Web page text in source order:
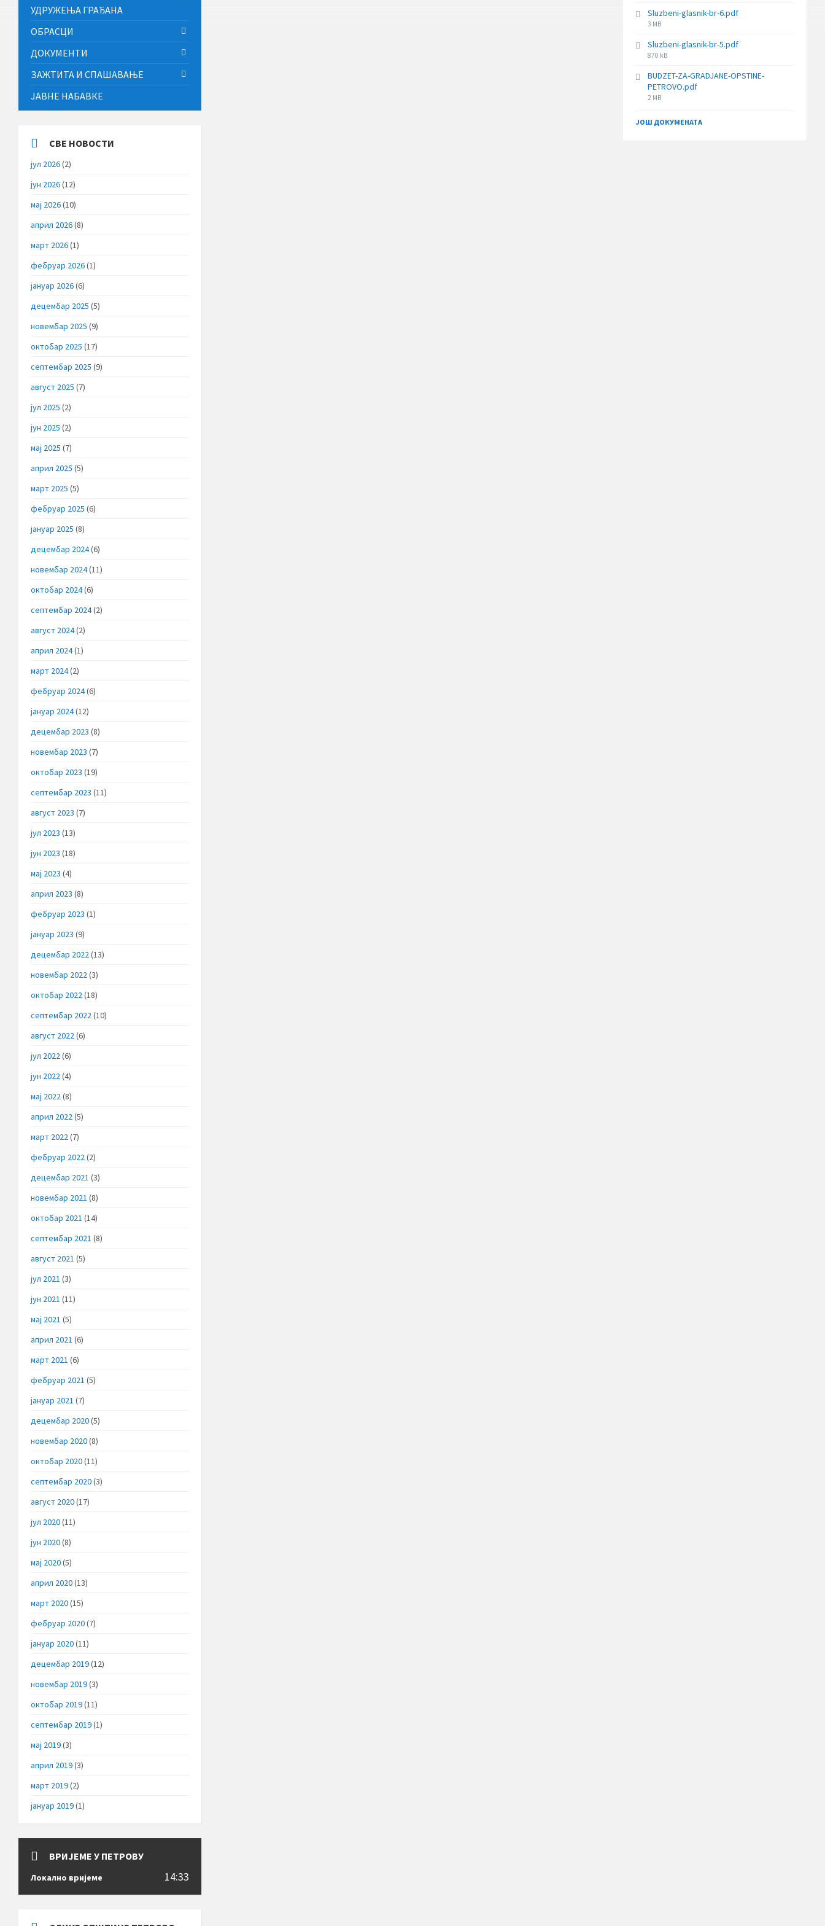
УДРУЖЕЊА ГРАЂАНА
ОБРАСЦИ
ДОКУМЕНТИ
ЗАЖТИТА И СПАШАВАЊЕ
ЈАВНЕ НАБАВКЕ
СВЕ НОВОСТИ
јул 2026(2)
јун 2026(12)
мај 2026(10)
април 2026(8)
март 2026(1)
фебруар 2026(1)
јануар 2026(6)
децембар 2025 (5)
новембар 2025 (9)
октобар 2025 (17)
септембар 2025 (9)
август 2025 (7)
јул 2025 (2)
јун 2025 (2)
мај 2025 (7)
април 2025 (5)
март 2025 (5)
фебруар 2025 (6)
јануар 2025 (8)
децембар 2024(6)
новембар 2024(11)
октобар 2024(6)
септембар 2024(2)
август 2024(2)
април 2024(1)
март 2024(2)
фебруар 2024(6)
јануар 2024(12)
децембар 2023 (8)
новембар 2023 (7)
октобар 2023 (19)
септембар 2023 (11)
август 2023 (7)
јул 2023 (13)
јун 2023 (18)
мај 2023 (4)
април 2023 (8)
фебруар 2023 (1)
јануар 2023 (9)
децембар 2022(13)
новембар 2022(3)
октобар 2022(18)
септембар 2022(10)
август 2022(6)
јул 2022(6)
јун 2022(4)
мај 2022(8)
април 2022(5)
март 2022(7)
фебруар 2022(2)
децембар 2021 (3)
новембар 2021 (8)
октобар 2021 (14)
септембар 2021 (8)
август 2021 (5)
јул 2021 (3)
јун 2021 (11)
мај 2021 (5)
април 2021 (6)
март 2021 (6)
фебруар 2021 (5)
јануар 2021 (7)
децембар 2020(5)
новембар 2020(8)
октобар 2020(11)
септембар 2020(3)
август 2020(17)
јул 2020(11)
јун 2020(8)
мај 2020(5)
април 2020(13)
март 2020(15)
фебруар 2020(7)
јануар 2020(11)
децембар 2019(12)
новембар 2019(3)
октобар 2019(11)
септембар 2019(1)
мај 2019(3)
април 2019(3)
март 2019(2)
јануар 2019(1)
ВРИЈЕМЕ У ПЕТРОВУ
Локално вријеме 14:33
Sluzbeni-glasnik-br-6.pdf
File
3 MB
Sluzbeni-glasnik-br-5.pdf
File
870 kB
BUDZET-ZA-GRADJANE-OPSTINE-
PETROVO.pdf
File
2 MB
ЈОШ ДОКУМЕНАТА